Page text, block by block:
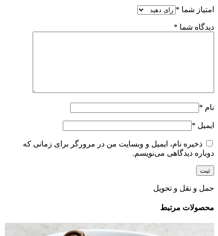
امتیاز شما *
دیدگاه شما *
نام *
ایمیل *
ذخیره نام، ایمیل و وبسایت من در مرورگر برای زمانی که
دوباره دیدگاهی می‌نویسم.
حمل و نقل و تحویل
محصولات مرتبط